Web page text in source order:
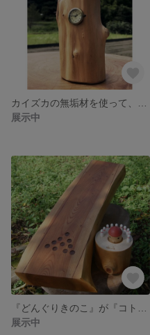
展示中
展示中